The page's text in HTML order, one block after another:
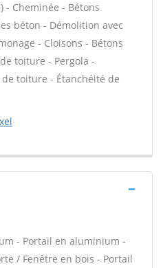
- Cheminée - Bétons
béton - Démolition avec
- Cloisons - Bétons
toiture - Pergola -
de toiture - Étanchéité de
- Portail en aluminium -
/ Fenêtre en bois - Portail